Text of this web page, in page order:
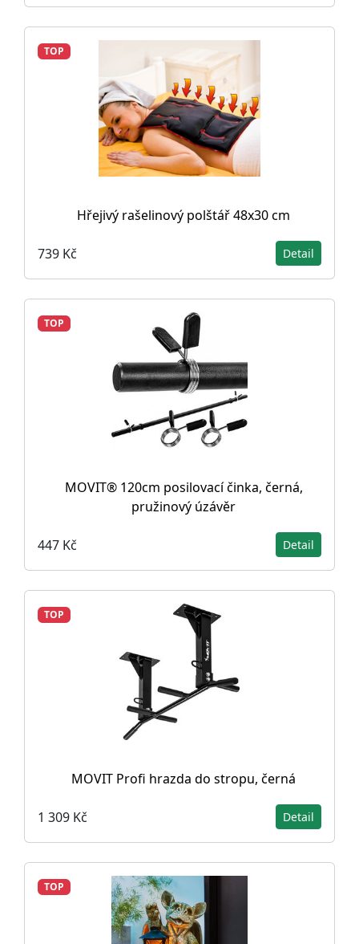
TOP
Hřejivý rašelinový polštář 48x30 cm
739 Kč Detail
TOP
MOVIT® 120cm posilovací činka, černá,
pružinový úzávěr
447 Kč Detail
TOP
MOVIT Profi hrazda do stropu, černá
1 309 Kč Detail
TOP